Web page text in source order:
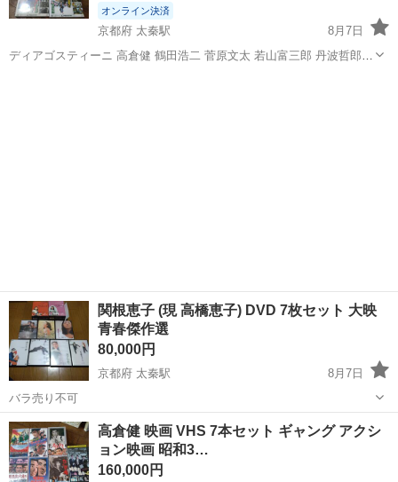
オンライン決済
京都府 太秦駅
8月7日
ディアゴスティーニ 高倉健 鶴田浩二 菅原文太 若山富三郎 丹波哲郎
関根恵子 (現 高橋恵子) DVD 7枚セット 大映
青春傑作選
80,000円
京都府 太秦駅
8月7日
バラ売り不可
京都 京都市 太秦駅 DVD/ブルーレイ DVD
高倉健 映画 VHS 7本セット ギャング アクシ
ョン映画 昭和3…
160,000円